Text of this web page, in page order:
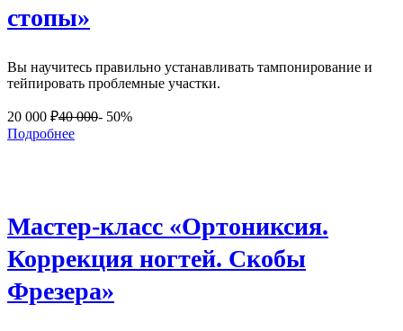
стопы»
Вы научитесь правильно устанавливать тампонирование и
тейпировать проблемные участки.
20 000 ₽40 000- 50%
Подробнее
Мастер-класс «Ортониксия.
Коррекция ногтей. Скобы
Фрезера»